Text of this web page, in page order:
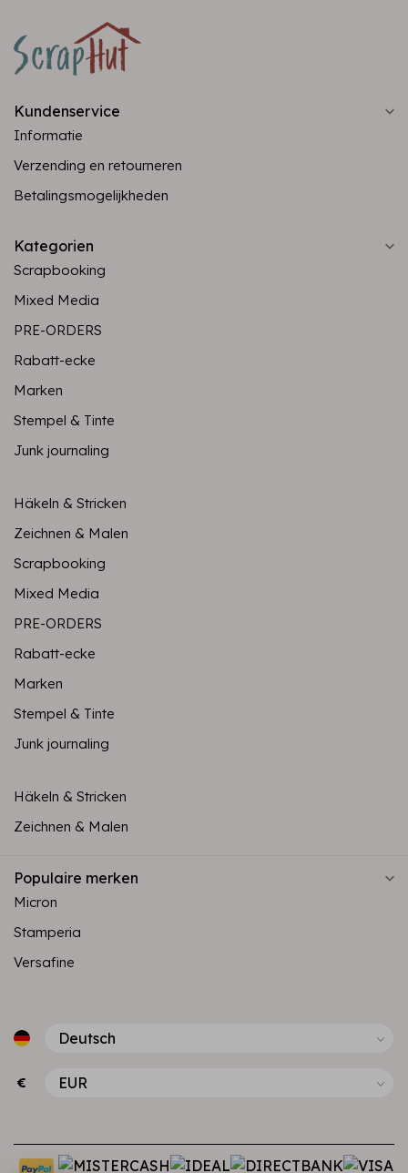
Kundenservice
Informatie
Verzending en retourneren
Betalingsmogelijkheden
Kategorien
Scrapbooking
Mixed Media
PRE-ORDERS
Rabatt-ecke
Marken
Stempel & Tinte
Junk journaling
Häkeln & Stricken
Zeichnen & Malen
Scrapbooking
Mixed Media
PRE-ORDERS
Rabatt-ecke
Marken
Stempel & Tinte
Junk journaling
Häkeln & Stricken
Zeichnen & Malen
Populaire merken
Micron
Stamperia
Versafine
€